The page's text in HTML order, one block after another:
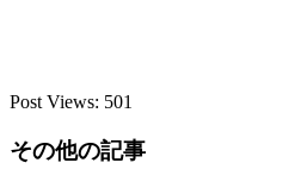
Post Views: 501
その他の記事